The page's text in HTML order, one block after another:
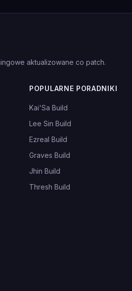
aktualizowane co patch.
POPULARNE PORADNIKI
Kai'Sa Build
Lee Sin Build
Ezreal Build
Graves Build
Jhin Build
Thresh Build